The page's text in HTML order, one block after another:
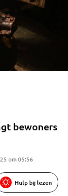
bewoners
om 05:56
Hulp bij lezen